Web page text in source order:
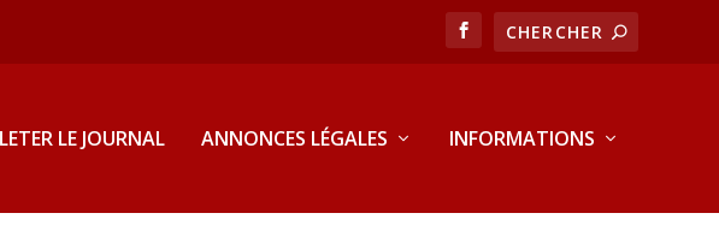
LE JOURNAL ANNONCES LÉGALES INFORMATIONS